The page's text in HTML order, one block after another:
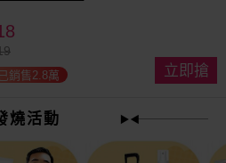
銷售2.8萬 立即搶
燒活動